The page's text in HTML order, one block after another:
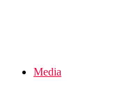
Media